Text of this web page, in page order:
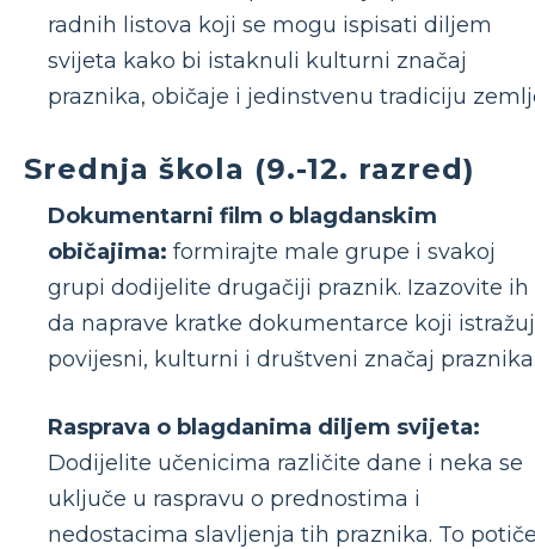
radnih listova koji se mogu ispisati diljem
svijeta kako bi istaknuli kulturni značaj
praznika, običaje i jedinstvenu tradiciju
Srednja škola (9.-12. razred)
Dokumentarni film o blagdanskim
običajima: formirajte male grupe i svakoj
grupi dodijelite drugačiji praznik. Izazovite ih
da naprave kratke dokumentarce koji
povijesni, kulturni i društveni značaj
Rasprava o blagdanima diljem svijeta:
Dodijelite učenicima različite dane i neka se
uključe u raspravu o prednostima i
nedostacima slavljenja tih praznika. To